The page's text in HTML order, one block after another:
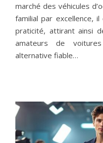
marché des véhicules
familial par excellence,
praticité, attirant ainsi
amateurs de
alternative fiable…